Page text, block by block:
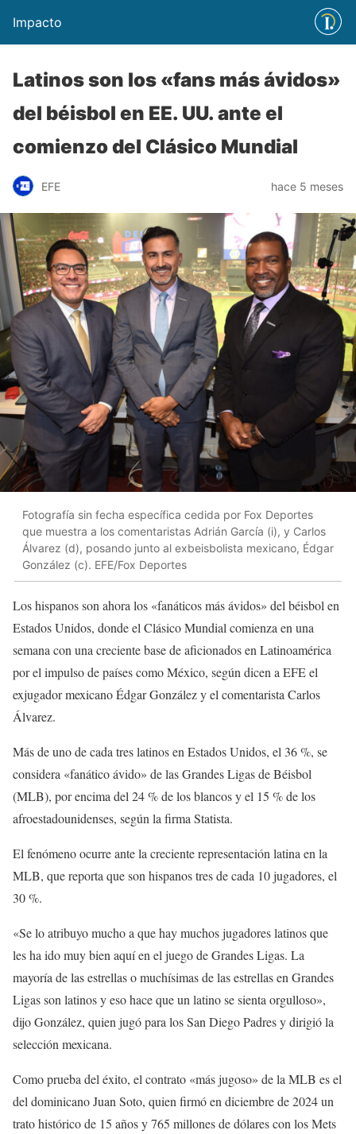
Impacto
Latinos son los «fans más ávidos»
del béisbol en EE. UU. ante el
comienzo del Clásico Mundial
EFE hace 5 meses
Fotografía sin fecha específica cedida por Fox Deportes
que muestra a los comentaristas Adrián García (i), y Carlos
Álvarez (d), posando junto al exbeisbolista mexicano, Édgar
González (c). EFE/Fox Deportes
Los hispanos son ahora los «fanáticos más ávidos» del béisbol en
Estados Unidos, donde el Clásico Mundial comienza en una
semana con una creciente base de aficionados en Latinoamérica
por el impulso de países como México, según dicen a EFE el
exjugador mexicano Édgar González y el comentarista Carlos
Álvarez.
Más de uno de cada tres latinos en Estados Unidos, el 36 %, se
considera «fanático ávido» de las Grandes Ligas de Béisbol
(MLB), por encima del 24 % de los blancos y el 15 % de los
afroestadounidenses, según la firma Statista.
El fenómeno ocurre ante la creciente representación latina en la
MLB, que reporta que son hispanos tres de cada 10 jugadores, el
30 %.
«Se lo atribuyo mucho a que hay muchos jugadores latinos que
les ha ido muy bien aquí en el juego de Grandes Ligas. La
mayoría de las estrellas o muchísimas de las estrellas en Grandes
Ligas son latinos y eso hace que un latino se sienta orgulloso»,
dijo González, quien jugó para los San Diego Padres y dirigió la
selección mexicana.
Como prueba del éxito, el contrato «más jugoso» de la MLB es el
del dominicano Juan Soto, quien firmó en diciembre de 2024 un
trato histórico de 15 años y 765 millones de dólares con los Mets